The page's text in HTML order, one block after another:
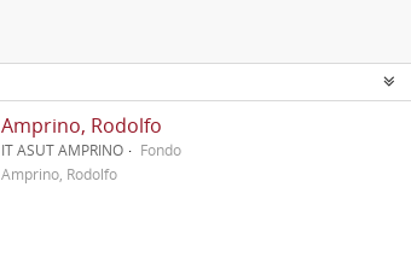
Amprino, Rodolfo
IT ASUT AMPRINO
Fondo
Amprino, Rodolfo